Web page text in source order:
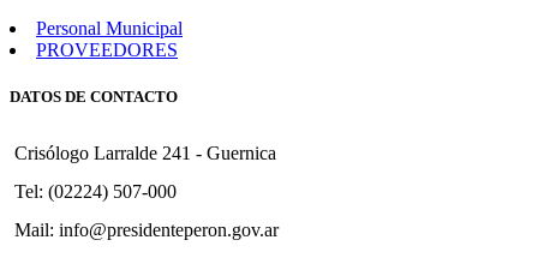
Personal Municipal
PROVEEDORES
DATOS DE CONTACTO
Crisólogo Larralde 241 - Guernica
Tel: (02224) 507-000
Mail: info@presidenteperon.gov.ar